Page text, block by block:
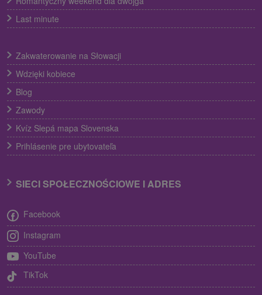
Last minute
Zakwaterowanie na Słowacji
Wdzięki kobiece
Blog
Zawody
Kvíz Slepá mapa Slovenska
Prihlásenie pre ubytovateľa
SIECI SPOŁECZNOŚCIOWE I ADRES
Facebook
Instagram
YouTube
TikTok